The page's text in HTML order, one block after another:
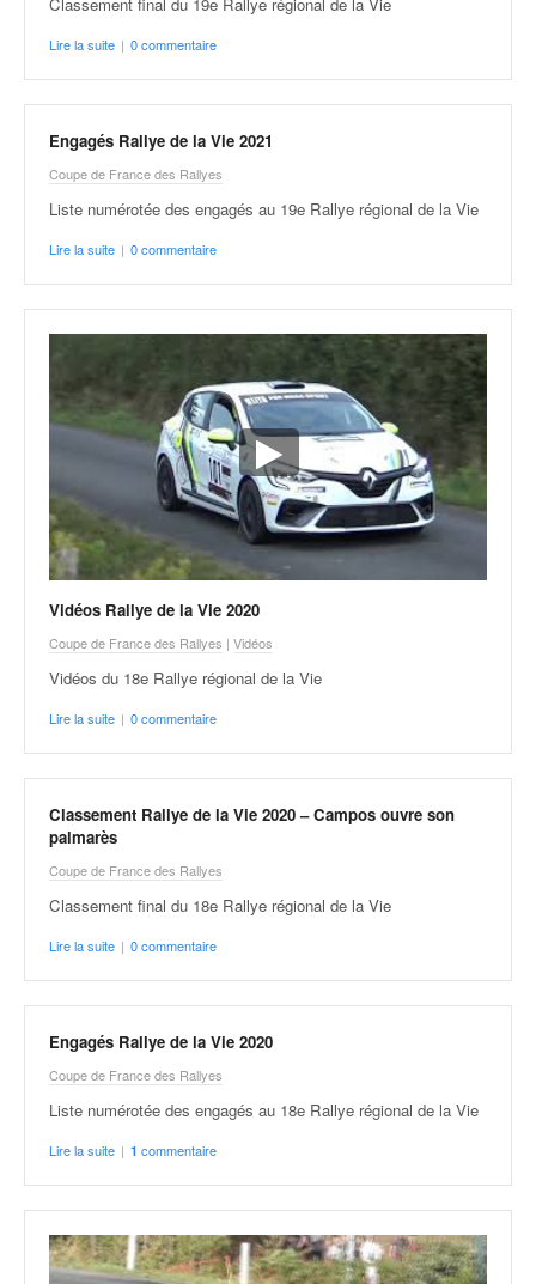
Lire la suite | 0 commentaire
Engagés Rallye de la Vie 2021
Coupe de France des Rallyes
Liste numérotée des engagés au 19e Rallye régional de la Vie
Lire la suite | 0 commentaire
Vidéos Rallye de la Vie 2020
Coupe de France des Rallyes | Vidéos
Vidéos du 18e Rallye régional de la Vie
Lire la suite | 0 commentaire
Classement Rallye de la Vie 2020 – Campos ouvre son
palmarès
Coupe de France des Rallyes
Classement final du 18e Rallye régional de la Vie
Lire la suite | 0 commentaire
Engagés Rallye de la Vie 2020
Coupe de France des Rallyes
Liste numérotée des engagés au 18e Rallye régional de la Vie
Lire la suite | 1 commentaire